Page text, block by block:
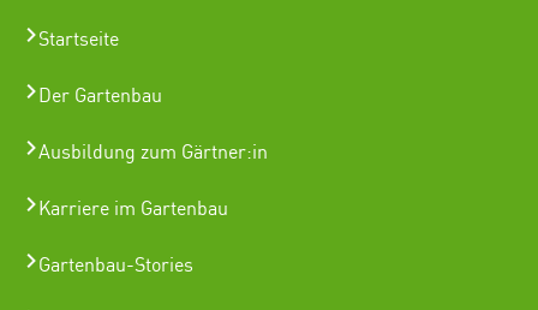
Startseite
Der Gartenbau
Ausbildung zum Gärtner:in
Karriere im Gartenbau
Gartenbau-Stories